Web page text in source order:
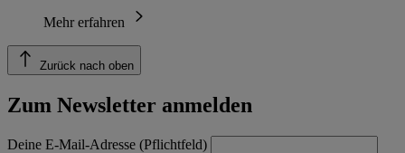
Mehr erfahren
Zurück nach oben
Zum Newsletter anmelden
Deine E-Mail-Adresse (Pflichtfeld)